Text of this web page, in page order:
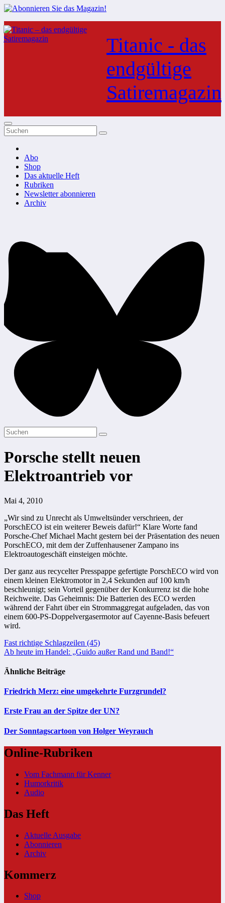
Zum
Inhalt
springen
Titanic - das
endgültige
Satiremagazin
Abo
Shop
Das aktuelle Heft
Rubriken
Newsletter abonnieren
Archiv
Porsche stellt neuen
Elektroantrieb vor
Mai 4, 2010
„Wir sind zu Unrecht als Umweltsünder verschrieen, der
PorschECO ist ein weiterer Beweis dafür!“ Klare Worte fand
Porsche-Chef Michael Macht gestern bei der Präsentation des neuen
PorschECO, mit dem der Zuffenhausener Zampano ins
Elektroautogeschäft einsteigen möchte.
Der ganz aus recycelter Presspappe gefertigte PorschECO wird von
einem kleinen Elektromotor in 2,4 Sekunden auf 100 km/h
beschleunigt; sein Vorteil gegenüber der Konkurrenz ist die hohe
Reichweite. Das Geheimnis: Die Batterien des ECO werden
während der Fahrt über ein Strommaggregat aufgeladen, das von
einem 600-PS-Doppelvergasermotor auf Cayenne-Basis befeuert
wird.
Beitragsnavigation
Fast richtige Schlagzeilen (45)
Ab heute im Handel: „Guido außer Rand und Band!“
Ähnliche Beiträge
Friedrich Merz: eine umgekehrte Furzgrundel?
Erste Frau an der Spitze der UN?
Der Sonntagscartoon von Holger Weyrauch
Online-Rubriken
Vom Fachmann für Kenner
Humorkritik
Audio
Das Heft
Aktuelle Ausgabe
Abonnieren
Archiv
Kommerz
Shop